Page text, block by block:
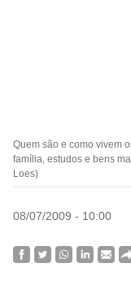
Quem são e como vivem
família, estudos e bens
Loes)
08/07/2009 - 10:00